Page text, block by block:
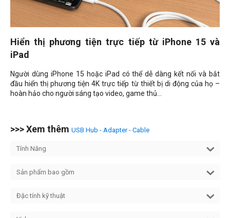
Hiển thị phương tiện trực tiếp từ iPhone 15 và
iPad
Người dùng iPhone 15 hoặc iPad có thể dễ dàng kết nối và bắt
đầu hiển thị phương tiện 4K trực tiếp từ thiết bị di động của họ –
hoàn hảo cho người sáng tạo video, game thủ...
>>> Xem thêm USB Hub - Adapter - Cable
Tính Năng
Sản phẩm bao gồm
Đặc tính kỹ thuật